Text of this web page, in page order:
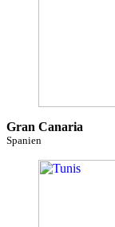
Gran Canaria
Spanien